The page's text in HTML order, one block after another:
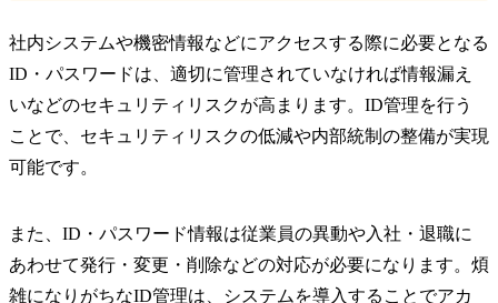
社内システムや機密情報などにアクセスする際に必要となる
ID・パスワードは、適切に管理されていなければ情報漏え
いなどのセキュリティリスクが高まります。ID管理を行う
ことで、セキュリティリスクの低減や内部統制の整備が実現
可能です。
また、ID・パスワード情報は従業員の異動や入社・退職に
あわせて発行・変更・削除などの対応が必要になります。煩
雑になりがちなID管理は、システムを導入することでアカ